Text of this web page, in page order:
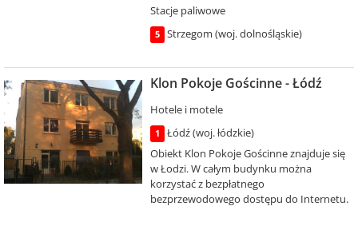
Stacje paliwowe
5 Strzegom (woj. dolnośląskie)
Klon Pokoje Gościnne - Łódź
Hotele i motele
1
Łódź (woj. łódzkie)
Obiekt Klon Pokoje Gościnne znajduje się
w Łodzi. W całym budynku można
korzystać z bezpłatnego
bezprzewodowego dostępu do Internetu.